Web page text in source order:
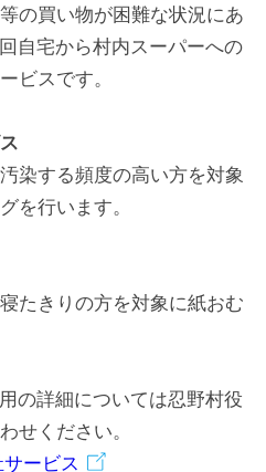
の買い物が困難な状況にあ
自宅から村内スーパーへの
ビスです。
染する頻度の高い方を対象
を行います。
たきりの方を対象に紙おむ
の詳細については忍野村役
せください。
ービス